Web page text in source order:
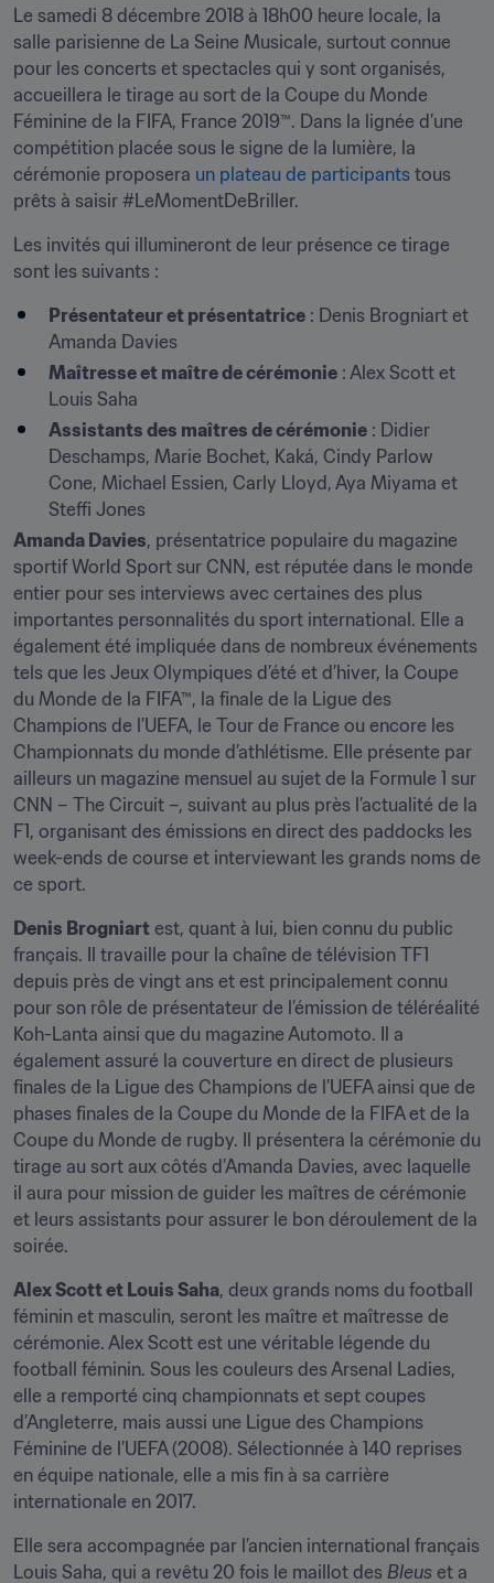
Le samedi 8 décembre 2018 à 18h00 heure locale, la
salle parisienne de La Seine Musicale, surtout connue
pour les concerts et spectacles qui y sont organisés,
accueillera le tirage au sort de la Coupe du Monde
Féminine de la FIFA, France 2019™. Dans la lignée d’une
compétition placée sous le signe de la lumière, la
cérémonie proposera un plateau de participants tous
prêts à saisir #LeMomentDeBriller.
Les invités qui illumineront de leur présence ce tirage
sont les suivants :
Présentateur et présentatrice : Denis Brogniart et
Amanda Davies
Maîtresse et maître de cérémonie : Alex Scott et
Louis Saha
Assistants des maîtres de cérémonie : Didier
Deschamps, Marie Bochet, Kaká, Cindy Parlow
Cone, Michael Essien, Carly Lloyd, Aya Miyama et
Steffi Jones
Amanda Davies, présentatrice populaire du magazine
sportif World Sport sur CNN, est réputée dans le monde
entier pour ses interviews avec certaines des plus
importantes personnalités du sport international. Elle a
également été impliquée dans de nombreux événements
tels que les Jeux Olympiques d’été et d’hiver, la Coupe
du Monde de la FIFA™, la finale de la Ligue des
Champions de l’UEFA, le Tour de France ou encore les
Championnats du monde d’athlétisme. Elle présente par
ailleurs un magazine mensuel au sujet de la Formule 1 sur
CNN – The Circuit –, suivant au plus près l’actualité de la
F1, organisant des émissions en direct des paddocks les
week-ends de course et interviewant les grands noms de
ce sport.
Denis Brogniart est, quant à lui, bien connu du public
français. Il travaille pour la chaîne de télévision TF1
depuis près de vingt ans et est principalement connu
pour son rôle de présentateur de l’émission de téléréalité
Koh-Lanta ainsi que du magazine Automoto. Il a
également assuré la couverture en direct de plusieurs
finales de la Ligue des Champions de l’UEFA ainsi que de
phases finales de la Coupe du Monde de la FIFA et de la
Coupe du Monde de rugby. Il présentera la cérémonie du
tirage au sort aux côtés d’Amanda Davies, avec laquelle
il aura pour mission de guider les maîtres de cérémonie
et leurs assistants pour assurer le bon déroulement de la
soirée.
Alex Scott et Louis Saha, deux grands noms du football
féminin et masculin, seront les maître et maîtresse de
cérémonie. Alex Scott est une véritable légende du
football féminin. Sous les couleurs des Arsenal Ladies,
elle a remporté cinq championnats et sept coupes
d’Angleterre, mais aussi une Ligue des Champions
Féminine de l’UEFA (2008). Sélectionnée à 140 reprises
en équipe nationale, elle a mis fin à sa carrière
internationale en 2017.
Elle sera accompagnée par l’ancien international français
Louis Saha, qui a revêtu 20 fois le maillot des Bleus et a